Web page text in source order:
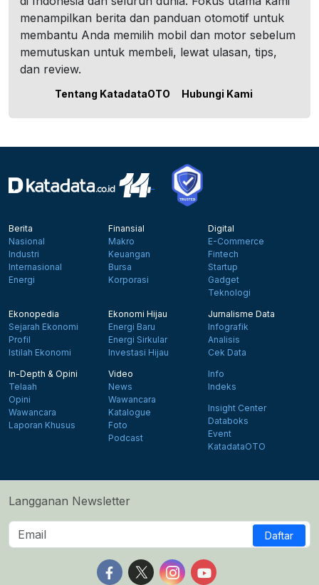
menampilkan berita dan panduan otomotif untuk
membantu Anda memilih mobil dan motor sebelum
memutuskan untuk membeli, lewat ulasan, tips,
dan review.
Tentang KatadataOTO Hubungi Kami
Berita
Nasional
Industri
Internasional
Energi
Finansial
Makro
Keuangan
Bursa
Korporasi
Digital
E-Commerce
Fintech
Startup
Gadget
Teknologi
Ekonopedia
Sejarah Ekonomi
Profil
Istilah Ekonomi
Ekonomi Hijau
Energi Baru
Energi Sirkular
Investasi Hijau
Jurnalisme Data
Infografik
Analisis
Cek Data
In-Depth & Opini
Telaah
Opini
Wawancara
Laporan Khusus
Video
News
Wawancara
Katalogue
Foto
Podcast
Info
Indeks
Insight Center
Databoks
Event
KatadataOTO
Langganan Newsletter
Daftar
Follow us on Facebook
Follow us on X
Follow us on Instagram
Follow us on